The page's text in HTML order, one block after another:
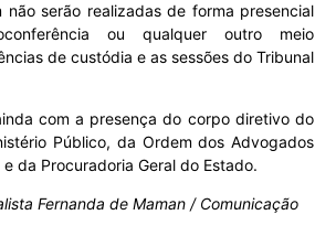
não serão realizadas de forma presencial
ou qualquer outro meio
de custódia e as sessões do Tribunal
com a presença do corpo diretivo do
Público, da Ordem dos Advogados
da Procuradoria Geral do Estado.​
Fernanda de Maman / Comunicação